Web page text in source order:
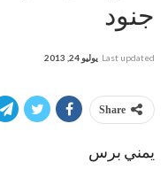
جنود
Last updated يوليو 24, 2013
Share
يمني برس